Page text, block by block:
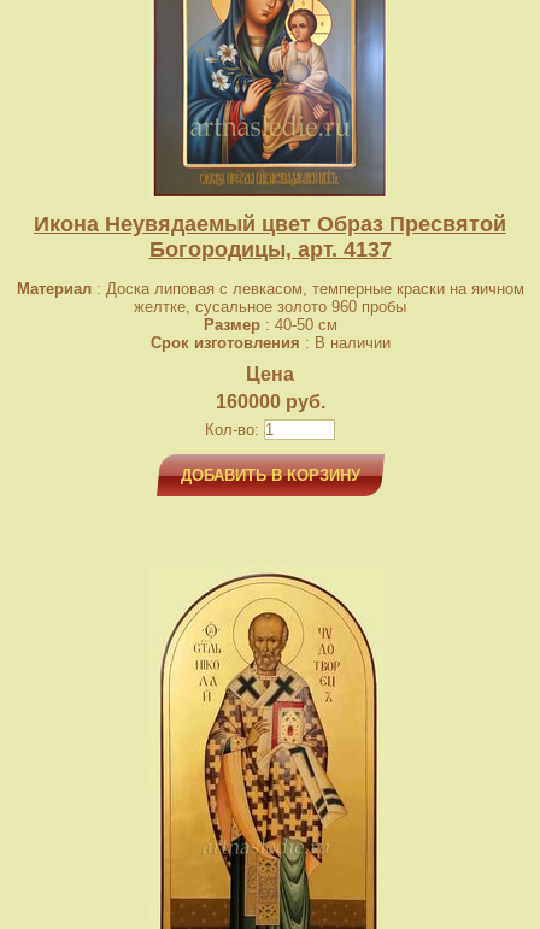
Икона Неувядаемый цвет Образ Пресвятой
Богородицы, арт. 4137
Материал: Доска липовая с левкасом, темперные краски на яичном
желтке, сусальное золото 960 пробы
Размер: 40-50 см
Срок изготовления : В наличии
Цена
160000 руб.
Кол-во:
ДОБАВИТЬ В КОРЗИНУ